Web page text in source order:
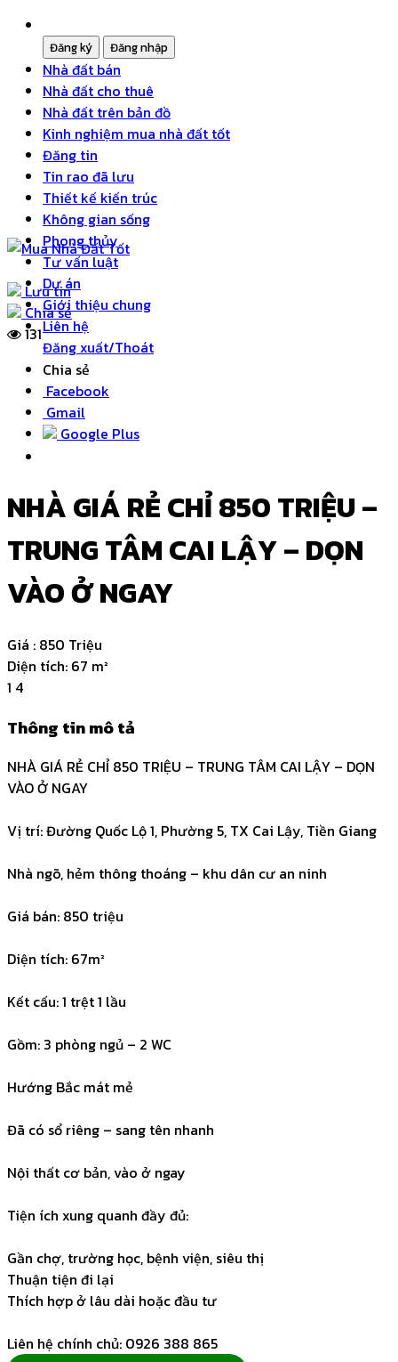
Nhà đất bán
Nhà đất cho thuê
Nhà đất trên bản đồ
Kinh nghiệm mua nhà đất tốt
Đăng tin
Tin rao đã lưu
Thiết kế kiến trúc
Không gian sống
Phong thủy
Tư vấn luật
Dự án
Giới thiệu chung
Liên hệ
Đăng xuất/Thoát
Lưu tin
Chia sẻ
131
Chia sẻ
Facebook
Gmail
Google Plus
NHÀ GIÁ RẺ CHỈ 850 TRIỆU –
TRUNG TÂM CAI LẬY – DỌN
VÀO Ở NGAY
Giá : 850 Triệu
Diện tích: 67 m²
1 4
Thông tin mô tả
NHÀ GIÁ RẺ CHỈ 850 TRIỆU – TRUNG TÂM CAI LẬY – DỌN
VÀO Ở NGAY
Vị trí: Đường Quốc Lộ 1, Phường 5, TX Cai Lậy, Tiền Giang
Nhà ngõ, hẻm thông thoáng – khu dân cư an ninh
Giá bán: 850 triệu
Diện tích: 67m²
Kết cấu: 1 trệt 1 lầu
Gồm: 3 phòng ngủ – 2 WC
Hướng Bắc mát mẻ
Đã có sổ riêng – sang tên nhanh
Nội thất cơ bản, vào ở ngay
Tiện ích xung quanh đầy đủ:
Gần chợ, trường học, bệnh viện, siêu thị
Thuận tiện đi lại
Thích hợp ở lâu dài hoặc đầu tư
Liên hệ chính chủ: 0926 388 865